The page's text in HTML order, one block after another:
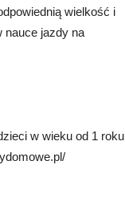
wielkość i
nauce jazdy na
w wieku od 1 roku